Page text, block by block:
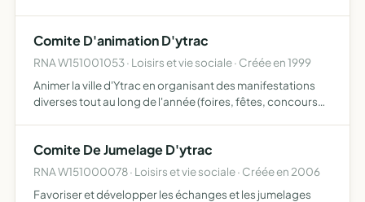
Comite D'animation D'ytrac
RNA W151001053 · Loisirs et vie sociale · Créée en 1999
Animer la ville d'Ytrac en organisant des manifestations
diverses tout au long de l'année (foires, fêtes, concours
Comite De Jumelage D'ytrac
RNA W151000078 · Loisirs et vie sociale · Créée en 2006
Favoriser et développer les échanges et les jumelages